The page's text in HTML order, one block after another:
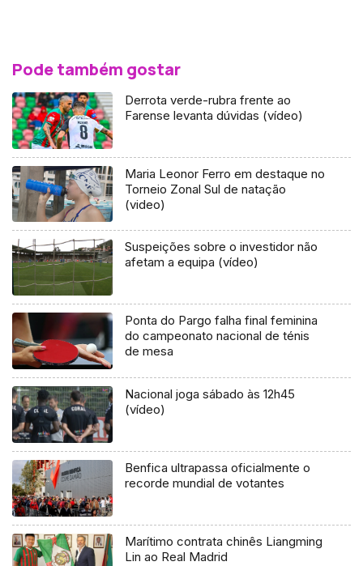
Pode também gostar
Derrota verde-rubra frente ao
Farense levanta dúvidas (vídeo)
Maria Leonor Ferro em destaque no
Torneio Zonal Sul de natação
(video)
Suspeições sobre o investidor não
afetam a equipa (vídeo)
Ponta do Pargo falha final feminina
do campeonato nacional de ténis
de mesa
Nacional joga sábado às 12h45
(vídeo)
Benfica ultrapassa oficialmente o
recorde mundial de votantes
Marítimo contrata chinês Liangming
Lin ao Real Madrid